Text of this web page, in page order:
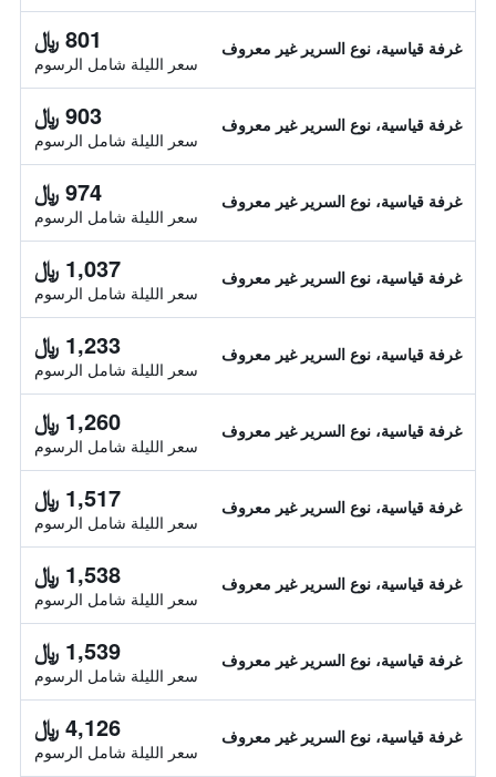
غرفة قياسية، نوع السرير غير معروف 801 ﷼
سعر الليلة شامل الرسوم
غرفة قياسية، نوع السرير غير معروف 903 ﷼
سعر الليلة شامل الرسوم
غرفة قياسية، نوع السرير غير معروف 974 ﷼
سعر الليلة شامل الرسوم
غرفة قياسية، نوع السرير غير معروف 1,037 ﷼
سعر الليلة شامل الرسوم
غرفة قياسية، نوع السرير غير معروف 1,233 ﷼
سعر الليلة شامل الرسوم
غرفة قياسية، نوع السرير غير معروف 1,260 ﷼
سعر الليلة شامل الرسوم
غرفة قياسية، نوع السرير غير معروف 1,517 ﷼
سعر الليلة شامل الرسوم
غرفة قياسية، نوع السرير غير معروف 1,538 ﷼
سعر الليلة شامل الرسوم
غرفة قياسية، نوع السرير غير معروف 1,539 ﷼
سعر الليلة شامل الرسوم
غرفة قياسية، نوع السرير غير معروف 4,126 ﷼
سعر الليلة شامل الرسوم